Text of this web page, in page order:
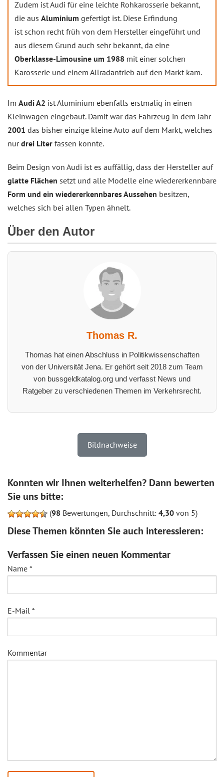
Zudem ist Audi für eine leichte Rohkarosserie bekannt,
die aus Aluminium gefertigt ist. Diese Erfindung
ist schon recht früh von dem Hersteller eingeführt und
aus diesem Grund auch sehr bekannt, da eine
Oberklasse-Limousine um 1988 mit einer solchen
Karosserie und einem Allradantrieb auf den Markt kam.
Im Audi A2 ist Aluminium ebenfalls erstmalig in einen
Kleinwagen eingebaut. Damit war das Fahrzeug in dem Jahr
2001 das bisher einzige kleine Auto auf dem Markt, welches
nurdrei Liter fassen konnte.
Beim Design von Audi ist es auffällig, dass der Hersteller auf
glatte Flächen setzt und alle Modelle eine wiedererkennbare
Form und ein wiedererkennbares Aussehen besitzen,
welches sich bei allen Typen ähnelt.
Über den Autor
Thomas R.
Thomas hat einen Abschluss in Politikwissenschaften
von der Universität Jena. Er gehört seit 2018 zum Team
von bussgeldkatalog.org und verfasst News und
Ratgeber zu verschiedenen Themen im Verkehrsrecht.
Bildnachweise
Konnten wir Ihnen weiterhelfen? Dann bewerten
Sie uns bitte:
(98 Bewertungen, Durchschnitt: 4,30 von 5)
Diese Themen könnten Sie auch interessieren:
Verfassen Sie einen neuen Kommentar
Name *
E-Mail *
Kommentar